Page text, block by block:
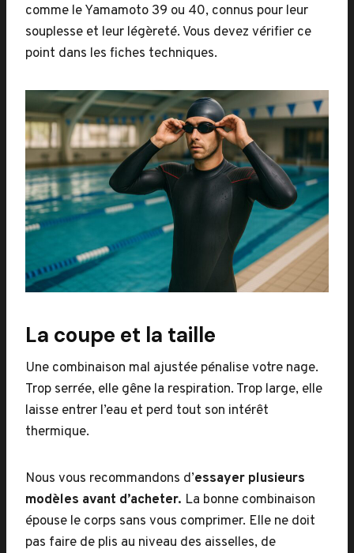
comme le Yamamoto 39 ou 40, connus pour leur
souplesse et leur légèreté. Vous devez vérifier ce
point dans les fiches techniques.
La coupe et la taille
Une combinaison mal ajustée pénalise votre nage.
Trop serrée, elle gêne la respiration. Trop large, elle
laisse entrer l’eau et perd tout son intérêt
thermique.
Nous vous recommandons d’essayer plusieurs
modèles avant d’acheter. La bonne combinaison
épouse le corps sans vous comprimer. Elle ne doit
pas faire de plis au niveau des aisselles, de